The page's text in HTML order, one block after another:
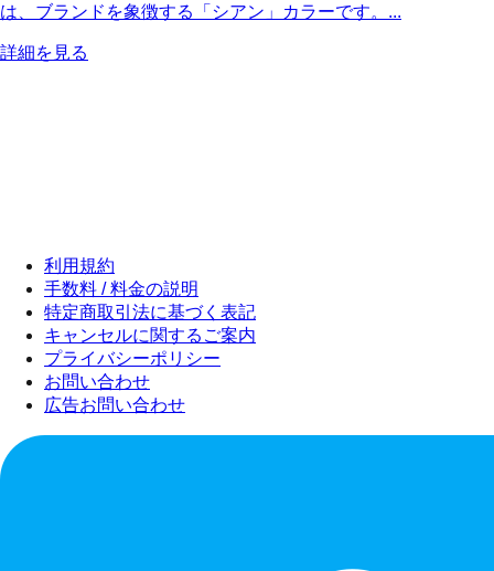
は、ブランドを象徴する「シアン」カラーです。...
詳細を見る
利用規約
手数料 / 料金の説明
特定商取引法に基づく表記
キャンセルに関するご案内
プライバシーポリシー
お問い合わせ
広告お問い合わせ